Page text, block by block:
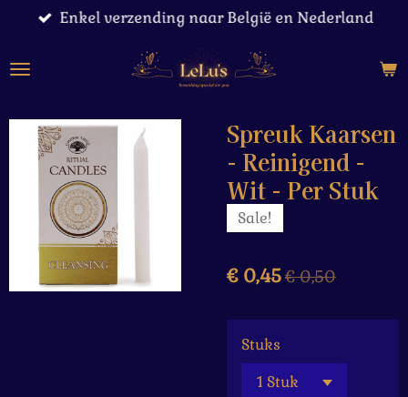
naar
Enkel verzending naar België en Nederland
Spreuk Kaarsen
- Reinigend -
Wit - Per Stuk
Sale!
€ 0,45€ 0,50
Stuks